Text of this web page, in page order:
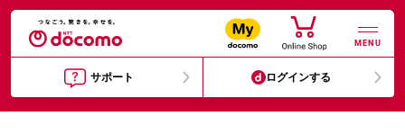
MENU
サポート ログインする